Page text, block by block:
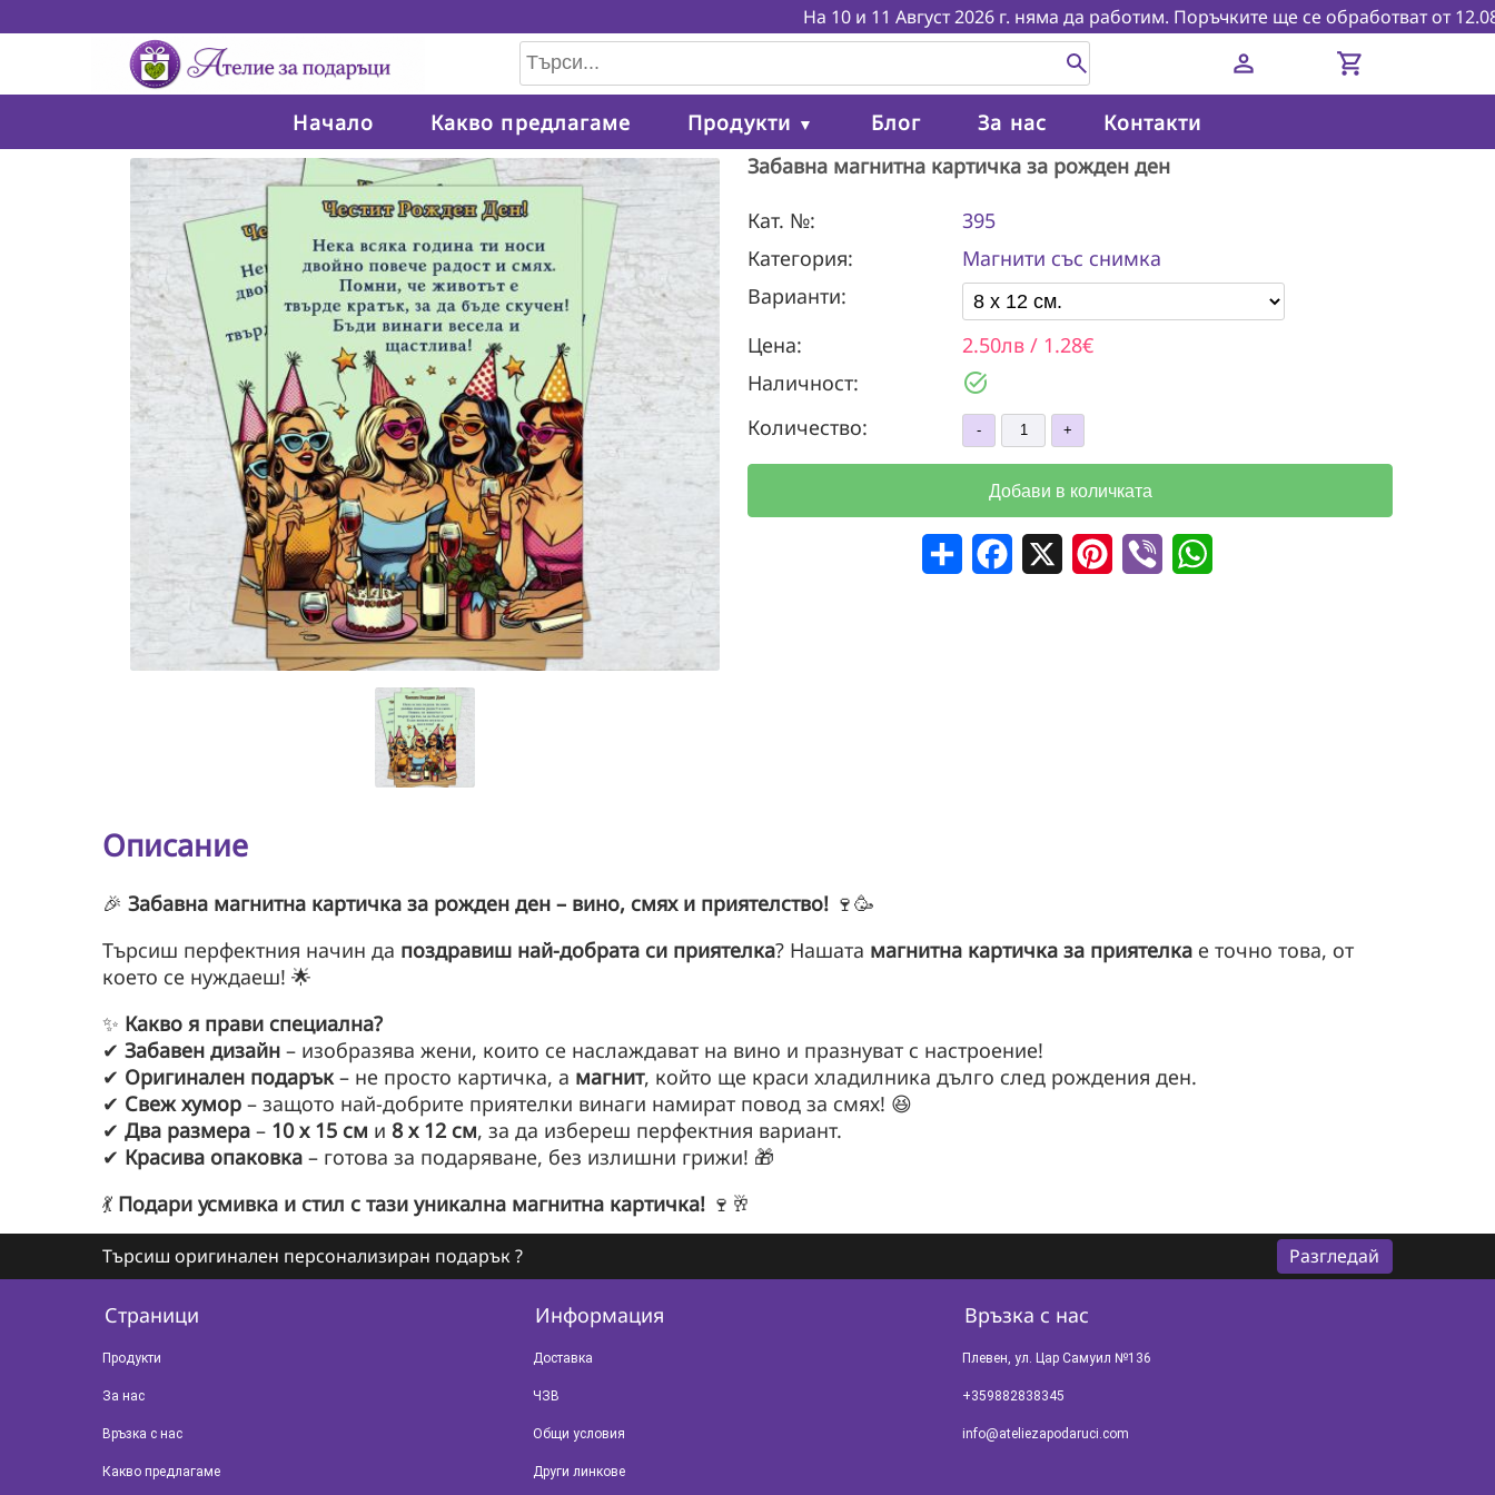
На 10 и 11 Август 2026 г. няма да работим. Поръчките ще се обработват от
person shopping_cart
Начало Какво предлагаме Продукти ▼ Блог За нас
Контакти
Забавна магнитна картичка за рожден ден
Кат. №:
395
Категория:
Магнити със снимка
Варианти:
Цена:
2.50лв / 1.28€
Наличност:
task_alt
Количество:
Добави в количката
СподелиFacebook PinterestViber
Описание
🎉 Забавна магнитна картичка за рожден ден – вино, смях и приятелство! 🍷🥳
Търсиш перфектния начин да поздравиш най-добрата си приятелка? Нашата магнитна картичка за приятелка е точно това, от
което се нуждаеш! 🌟
✨ Какво я прави специална?
✔ Забавен дизайн – изобразява жени, които се наслаждават на вино и празнуват с настроение!
✔ Оригинален подарък– не просто картичка, а магнит, който ще краси хладилника дълго след рождения ден.
✔ Свеж хумор – защото най-добрите приятелки винаги намират повод за смях! 😆
✔ Два размера – 10 х 15 см и 8 х 12 см, за да избереш перфектния вариант.
✔ Красива опаковка – готова за подаряване, без излишни грижи! 🎁
💃 Подари усмивка и стил с тази уникална магнитна картичка! 🍷🥂
Търсиш оригинален персонализиран подарък ? Разгледай
Страници
Продукти
За нас
Връзка с нас
Какво предлагаме
Информация
Доставка
ЧЗВ
Общи условия
Други линкове
Връзка с нас
Плевен, ул. Цар Самуил №136
+359882838345
info@ateliezapodaruci.com